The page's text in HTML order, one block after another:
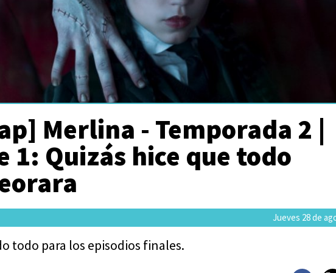
Merlina - Temporada 2 |
1: Quizás hice que todo
Jueves 28 de
todo para los episodios finales.